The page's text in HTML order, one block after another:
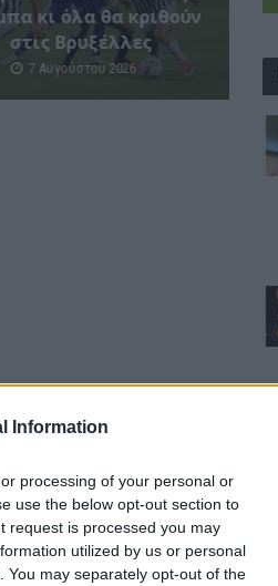
Information
processing of your personal or
use the below opt-out section to
request is processed you may
utilized by us or personal
may separately opt-out of the
κι όλα θα κριθούν
στις Βρυξέλλες
7 Αυγούστου 2026